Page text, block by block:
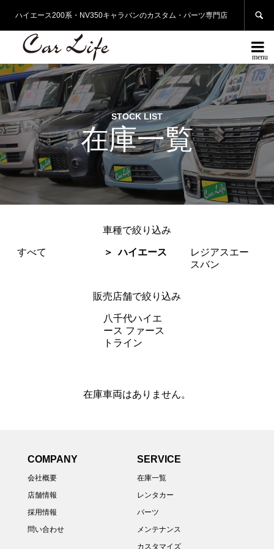
ハイエース200系・NV350キャラバンのカスタム・パーツ専門店 

在庫一覧
STOCK LIST
車種で絞り込み
すべて ハイエース
レジアスエー
スバン
販売店舗で絞り込み
八千代ハイエ
ース ファース
トライン
在庫車両はありません。
COMPANY
会社概要
店舗情報
採用情報
問い合わせ
SERVICE
在庫一覧
レンタカー
パーツ
メンテナンス
カスタマイズ